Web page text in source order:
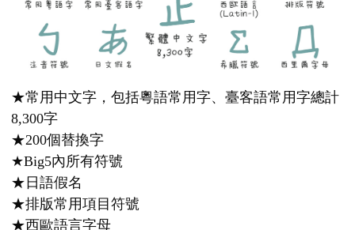
★常用中文字，包括粵語常用字、臺客語常用字總計
8,300字
★200個替換字
★Big5內所有符號
★日語假名
★排版常用項目符號
★西歐語言字母